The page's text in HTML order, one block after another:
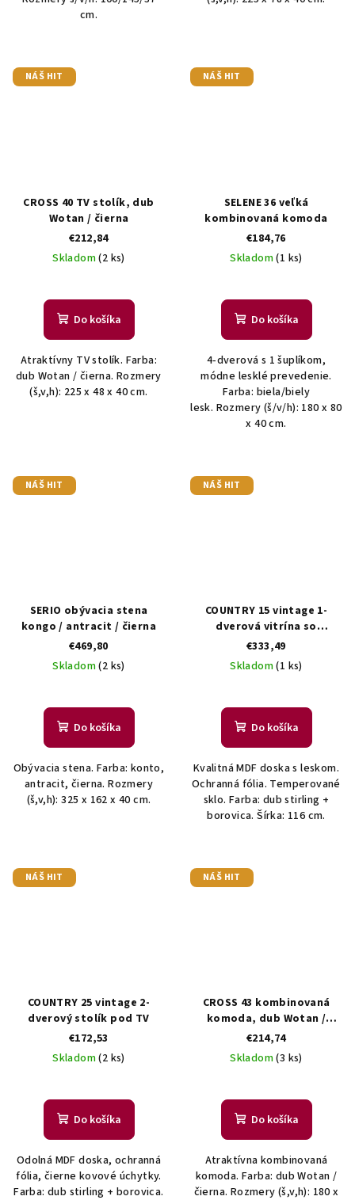
cm.
NÁŠ HIT
CROSS 40 TV stolík, dub
Wotan / čierna
€212,84
Skladom(2 ks)
Do košíka
Atraktívny TV stolík. Farba:
dub Wotan / čierna. Rozmery
(š,v,h): 225 x 48 x 40 cm.
NÁŠ HIT
SELENE 36 veľká
kombinovaná komoda
€184,76
Skladom(1 ks)
Do košíka
4-dverová s 1 šuplíkom,
módne lesklé prevedenie.
Farba: biela/biely
lesk. Rozmery (š/v/h): 180 x 80
x 40 cm.
NÁŠ HIT
SERIO obývacia stena
kongo / antracit / čierna
€469,80
Skladom(2 ks)
Do košíka
Obývacia stena. Farba: konto,
antracit, čierna. Rozmery
(š,v,h): 325 x 162 x 40 cm.
NÁŠ HIT
COUNTRY 15 vintage 1-
dverová vitrína so
zásuvkami
€333,49
Skladom(1 ks)
Do košíka
Kvalitná MDF doska s leskom.
Ochranná fólia. Temperované
sklo. Farba: dub stirling +
borovica. Šírka: 116 cm.
NÁŠ HIT
COUNTRY 25 vintage 2-
dverový stolík pod TV
€172,53
Skladom(2 ks)
Do košíka
Odolná MDF doska, ochranná
fólia, čierne kovové úchytky.
Farba: dub stirling + borovica.
NÁŠ HIT
CROSS 43 kombinovaná
komoda, dub Wotan /
čierna
€214,74
Skladom(3 ks)
Do košíka
Atraktívna kombinovaná
komoda. Farba: dub Wotan /
čierna. Rozmery (š,v,h): 180 x